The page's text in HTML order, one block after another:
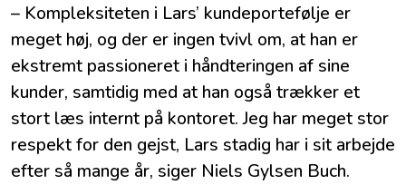
– Kompleksiteten i Lars’ kundeportefølje er
meget høj, og der er ingen tvivl om, at han er
ekstremt passioneret i håndteringen af sine
kunder, samtidig med at han også trækker et
stort læs internt på kontoret. Jeg har meget stor
respekt for den gejst, Lars stadig har i sit arbejde
efter så mange år, siger Niels Gylsen Buch.